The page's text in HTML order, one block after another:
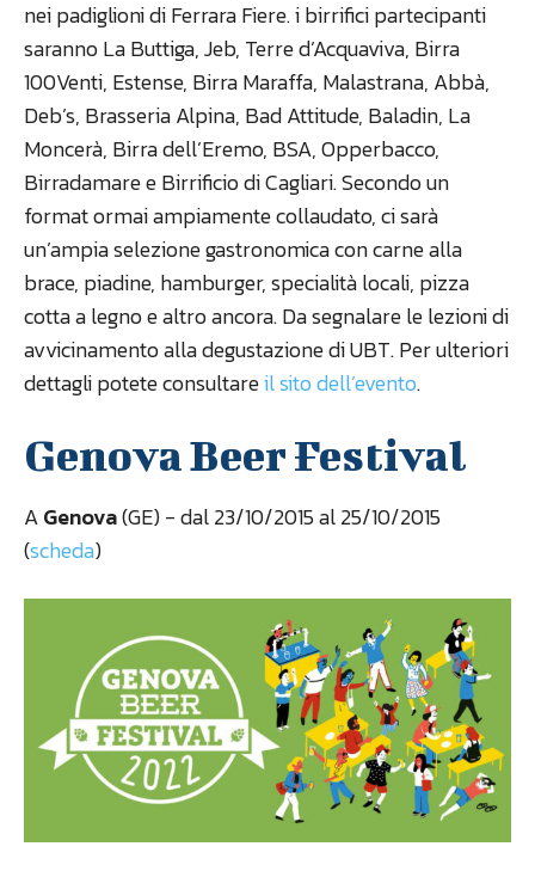
nei padiglioni di Ferrara Fiere. i birrifici partecipanti
saranno La Buttiga, Jeb, Terre d’Acquaviva, Birra
100Venti, Estense, Birra Maraffa, Malastrana, Abbà,
Deb’s, Brasseria Alpina, Bad Attitude, Baladin, La
Moncerà, Birra dell’Eremo, BSA, Opperbacco,
Birradamare e Birrificio di Cagliari. Secondo un
format ormai ampiamente collaudato, ci sarà
un’ampia selezione gastronomica con carne alla
brace, piadine, hamburger, specialità locali, pizza
cotta a legno e altro ancora. Da segnalare le lezioni di
avvicinamento alla degustazione di UBT. Per ulteriori
dettagli potete consultareil sito dell’evento.
Genova Beer Festival
AGenova(GE) - dal 23/10/2015 al 25/10/2015
(scheda)